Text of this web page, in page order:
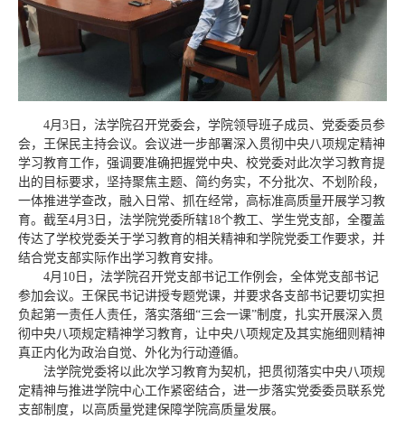
4月3日，法学院召开党委会，学院领导班子成员、党委委员参
会，王保民主持会议。会议进一步部署深入贯彻中央八项规定精神
学习教育工作，强调要准确把握党中央、校党委对此次学习教育提
出的目标要求，坚持聚焦主题、简约务实，不分批次、不划阶段，
一体推进学查改，融入日常、抓在经常，高标准高质量开展学习教
育。截至4月3日，法学院党委所辖18个教工、学生党支部，全覆盖
传达了学校党委关于学习教育的相关精神和学院党委工作要求，并
结合党支部实际作出学习教育安排。
4月10日，法学院召开党支部书记工作例会，全体党支部书记
参加会议。王保民书记讲授专题党课，并要求各支部书记要切实担
负起第一责任人责任，落实落细“三会一课”制度，扎实开展深入贯
彻中央八项规定精神学习教育，让中央八项规定及其实施细则精神
真正内化为政治自觉、外化为行动遵循。
法学院党委将以此次学习教育为契机，把贯彻落实中央八项规
定精神与推进学院中心工作紧密结合，进一步落实党委委员联系党
支部制度，以高质量党建保障学院高质量发展。